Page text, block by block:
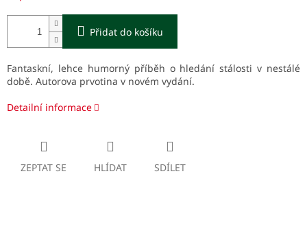
Přidat do košíku
Fantaskní, lehce humorný příběh o hledání stálosti v nestálé
době. Autorova prvotina v novém vydání.
Detailní informace
ZEPTAT SE HLÍDAT SDÍLET